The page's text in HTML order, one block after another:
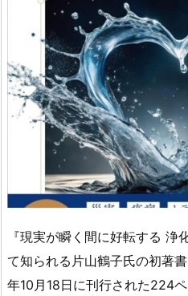
『現実が瞬く間に好転する 浄
て知られる片山鶴子氏の初著
年10月18日に刊行された224